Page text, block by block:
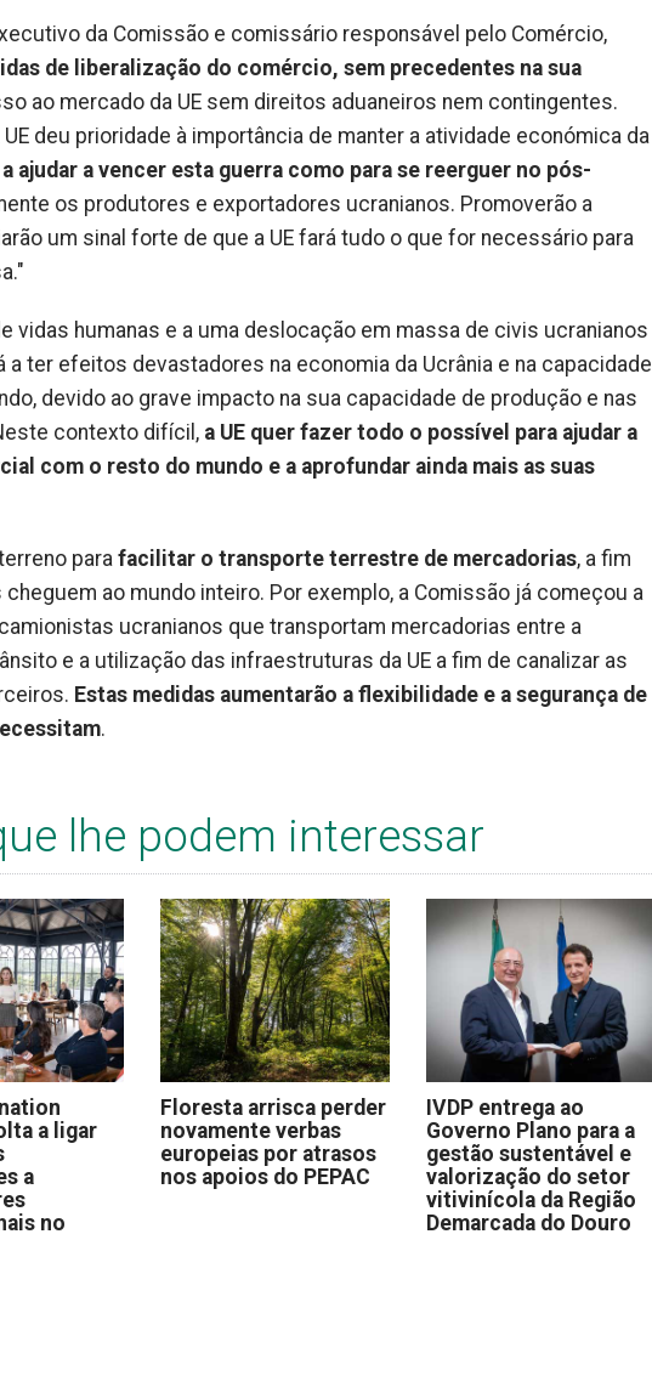
da Comissão e comissário responsável pelo Comércio,
de liberalização do comércio, sem precedentes na sua
ao mercado da UE sem direitos aduaneiros nem contingentes.
deu prioridade à importância de manter a atividade económica da
ajudar a vencer esta guerra como para se reerguer no pós-
os produtores e exportadores ucranianos. Promoverão a
um sinal forte de que a UE fará tudo o que for necessário para
vidas humanas e a uma deslocação em massa de civis ucranianos
ter efeitos devastadores na economia da Ucrânia e na capacidade
devido ao grave impacto na sua capacidade de produção e nas
contexto difícil, a UE quer fazer todo o possível para ajudar a
com o resto do mundo e a aprofundar ainda mais as suas
para facilitar o transporte terrestre de mercadorias, a fim
ao mundo inteiro. Por exemplo, a Comissão já começou a
ucranianos que transportam mercadorias entre a
e a utilização das infraestruturas da UE a fim de canalizar as
Estas medidas aumentarão a flexibilidade e a segurança de
.
lhe podem interessar
a ligar
a
no
Floresta arrisca perder
novamente verbas
europeias por atrasos
nos apoios do PEPAC
IVDP entrega ao
Governo Plano para a
gestão sustentável e
valorização do setor
vitivinícola da Região
Demarcada do Douro